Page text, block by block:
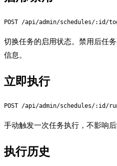
切换任务的启用状态。禁用后任
信息。
立即执行
手动触发一次任务执行，不影响后
执行历史